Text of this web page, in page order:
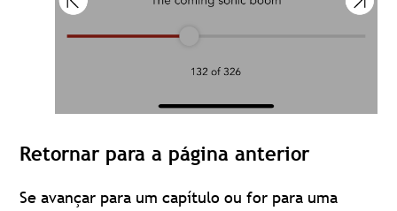
Retornar para a página anterior
Se avançar para um capítulo ou for para uma